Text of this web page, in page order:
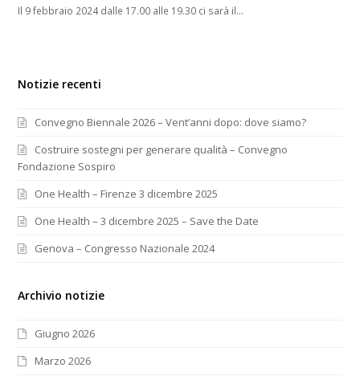
Il 9 febbraio 2024 dalle 17.00 alle 19.30 ci sarà il…
Notizie recenti
Convegno Biennale 2026 – Vent’anni dopo: dove siamo?
Costruire sostegni per generare qualità – Convegno
Fondazione Sospiro
One Health – Firenze 3 dicembre 2025
One Health – 3 dicembre 2025 – Save the Date
Genova – Congresso Nazionale 2024
Archivio notizie
Giugno 2026
Marzo 2026